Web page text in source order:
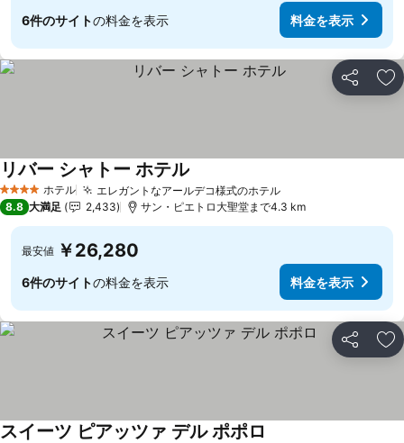
6件のサイトの料金を表示 料金を表示
シェア お
4 ホテルのランク
ホテル エレガントなアールデコ様式のホテル
リバー シャトー ホテル
8.8 大満足 2,433 サン・ピエトロ大聖堂まで4.3 km
最安値 ￥26,280
6件のサイトの料金を表示 料金を表示
シェア お
スイーツ ピアッツァ デル ポポロ